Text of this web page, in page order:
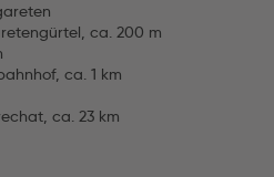
ca. 200 m
ca. 1 km
ca. 23 km